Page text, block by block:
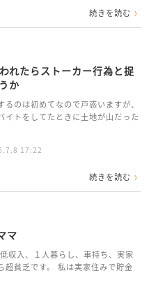
続きを読む
れたらストーカー行為と捉
か
のは初めてなので戸惑いますが、
イトをしてたときに土地が山だった
17:22
続きを読む
マ
入、１人暮らし、車持ち、実家
超貧乏です。 私は実家住みで貯金